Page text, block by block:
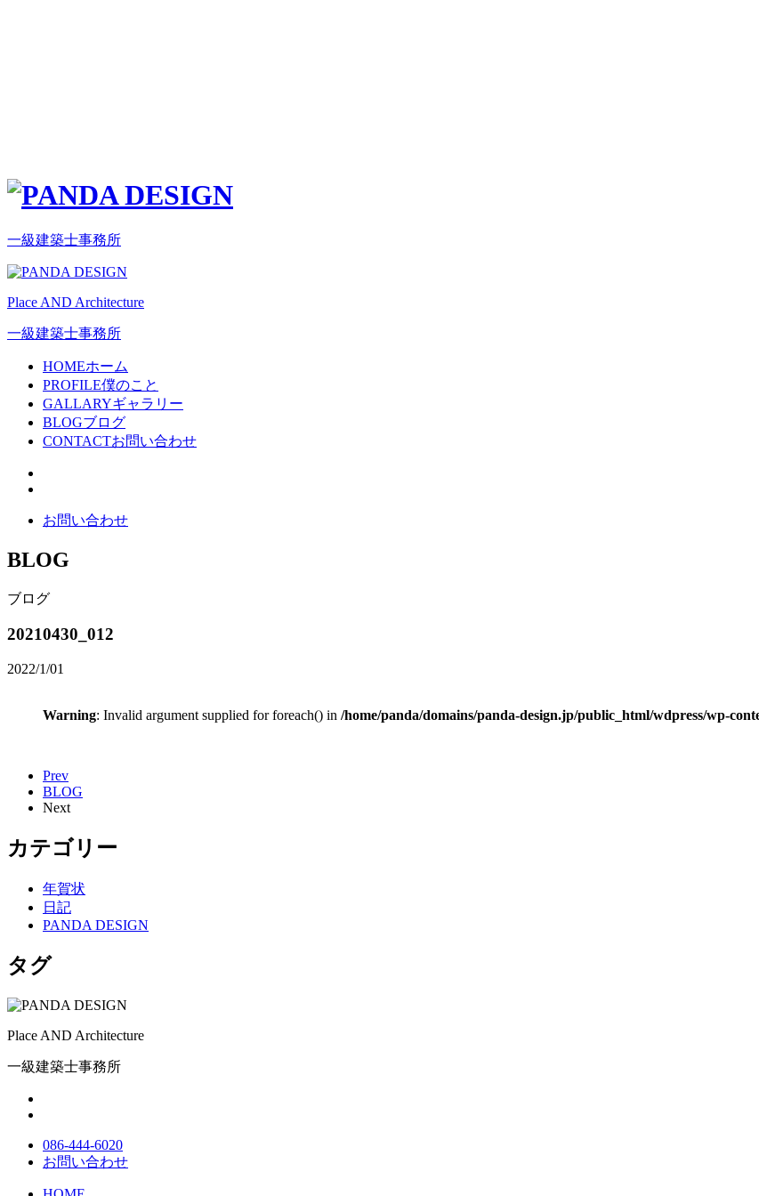
一級建築士事務所
Place AND Architecture
一級建築士事務所
HOMEホーム
PROFILE僕のこと
GALLARYギャラリー
BLOGブログ
CONTACTお問い合わせ
お問い合わせ
BLOG
ブログ
20210430_012
2022/1/01
Warning: Invalid argument supplied for foreach() in /home/panda/domains/panda-design.jp/public_html/wdpress/wp-
Prev
BLOG
Next
カテゴリー
年賀状
日記
PANDA DESIGN
タグ
Place AND Architecture
一級建築士事務所
086-444-6020
お問い合わせ